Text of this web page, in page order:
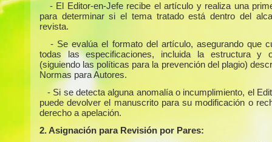
- El Editor-en-Jefe recibe el artículo y realiza una
para determinar si el tema tratado está dentro del
revista.
- Se evalúa el formato del artículo, asegurando que
todas las especificaciones, incluida la estructura y
(siguiendo las políticas para la prevención del plagio)
Normas para Autores.
- Si se detecta alguna anomalía o incumplimiento, el
puede devolver el manuscrito para su modificación o
derecho a apelación.
2. Asignación para Revisión por Pares: